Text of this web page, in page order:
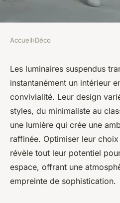
Luminaires
idéaux pour
élégante et
Léana•17 février 2026• 7 min de
Accueil›Déco
Les luminaires suspendus
instantanément un intérieur
convivialité. Leur design
styles, du minimaliste au
une lumière qui crée une
raffinée. Optimiser leur
révèle tout leur potentiel
espace, offrant une
empreinte de sophistication.